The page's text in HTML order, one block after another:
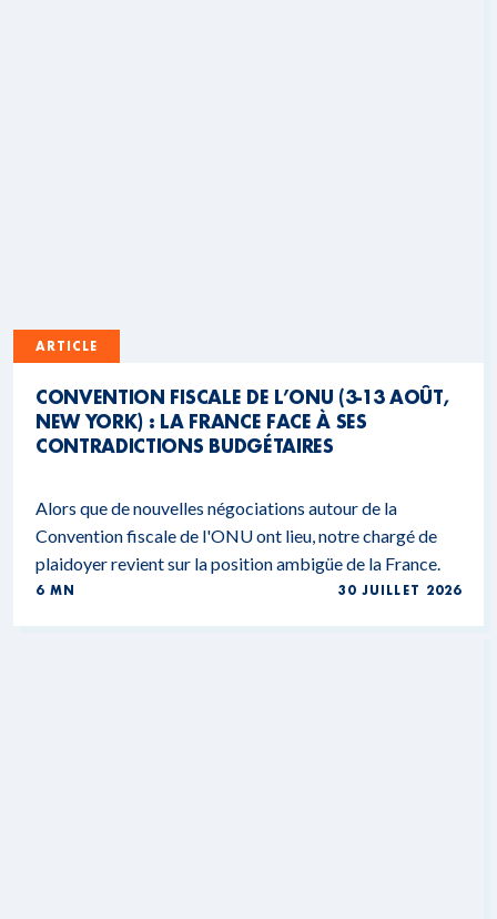
ARTICLE
CONVENTION FISCALE DE L’ONU (3-13 AOÛT,
NEW YORK) : LA FRANCE FACE À SES
CONTRADICTIONS BUDGÉTAIRES
Alors que de nouvelles négociations autour de la
Convention fiscale de l'ONU ont lieu, notre chargé de
plaidoyer revient sur la position ambigüe de la France.
6 MN 30 JUILLET 2026